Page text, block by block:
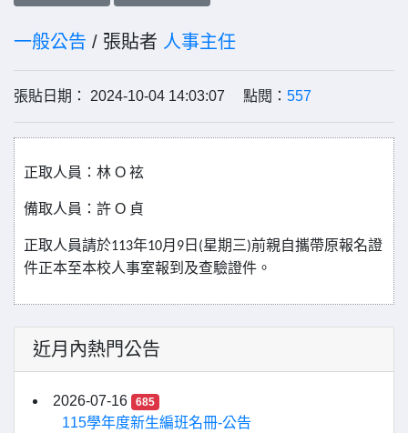
一般公告 / 張貼者 人事主任
張貼日期： 2024-10-04 14:03:07 點閱： 557
正取人員：林 O 袨
備取人員：許 O 貞
正取人員請於113年10月 9 日(星期三)前親自攜帶原報名證
件正本至本校人事室報到及查驗證件。
近月內熱門公告
2026-07-16 685
115學年度新生編班名冊-公告